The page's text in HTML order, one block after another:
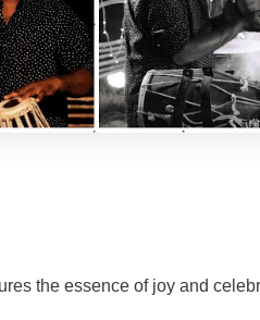
the essence of joy and